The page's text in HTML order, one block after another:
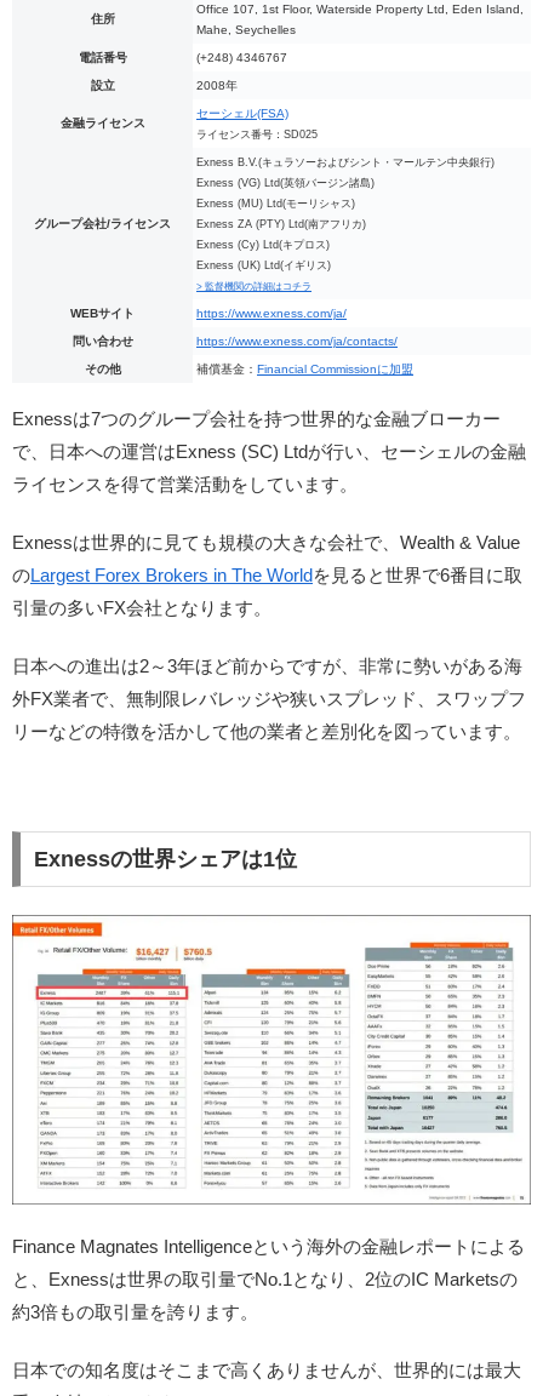
住所
Office 107, 1st Floor, Waterside Property Ltd, Eden Island,
Mahe, Seychelles
電話番号 (+248) 4346767
設立 2008年
金融ライセンス
セーシェル(FSA)
ライセンス番号：SD025
グループ会社/ライセンス
Exness B.V.(キュラソーおよびシント・マールテン中央銀行)
Exness (VG) Ltd(英領バージン諸島)
Exness (MU) Ltd(モーリシャス)
Exness ZA (PTY) Ltd(南アフリカ)
Exness (Cy) Ltd(キプロス)
Exness (UK) Ltd(イギリス)
> 監督機関の詳細はコチラ
WEBサイト https://www.exness.com/ja/
問い合わせ https://www.exness.com/ja/contacts/
その他 補償基金： Financial Commissionに加盟
Exnessは7つのグループ会社を持つ世界的な金融ブローカー
で、日本への運営はExness (SC) Ltdが行い、セーシェルの金融
ライセンスを得て営業活動をしています。
Exnessは世界的に見ても規模の大きな会社で、Wealth & Value
のLargest Forex Brokers in The Worldを見ると世界で6番目に取
引量の多いFX会社となります。
日本への進出は2～3年ほど前からですが、非常に勢いがある海
外FX業者で、無制限レバレッジや狭いスプレッド、スワップフ
リーなどの特徴を活かして他の業者と差別化を図っています。
Exnessの世界シェアは1位
Finance Magnates Intelligenceという海外の金融レポートによる
と、Exnessは世界の取引量でNo.1となり、2位のIC Marketsの
約3倍もの取引量を誇ります。
日本での知名度はそこまで高くありませんが、世界的には最大